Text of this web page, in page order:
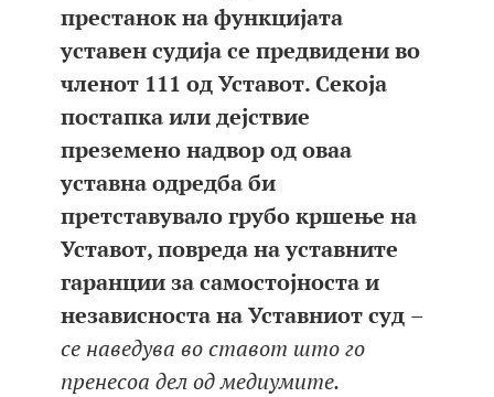
престанок на функцијата
уставен судија се предвидени во
членот 111 од Уставот. Секоја
постапка или дејствие
преземено надвор од оваа
уставна одредба би
претставувало грубо кршење на
Уставот, повреда на уставните
гаранции за самостојноста и
независноста на Уставниот суд –
се наведува во ставот што го
пренесоа дел од медиумите.